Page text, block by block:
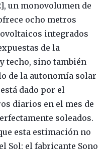
un monovolumen de
ocho metros
integrados
de la
techo, sino también
de la autonomía solar
dado por el
diarios en el mes de
soleados.
esta estimación no
Sol: el fabricante Sono